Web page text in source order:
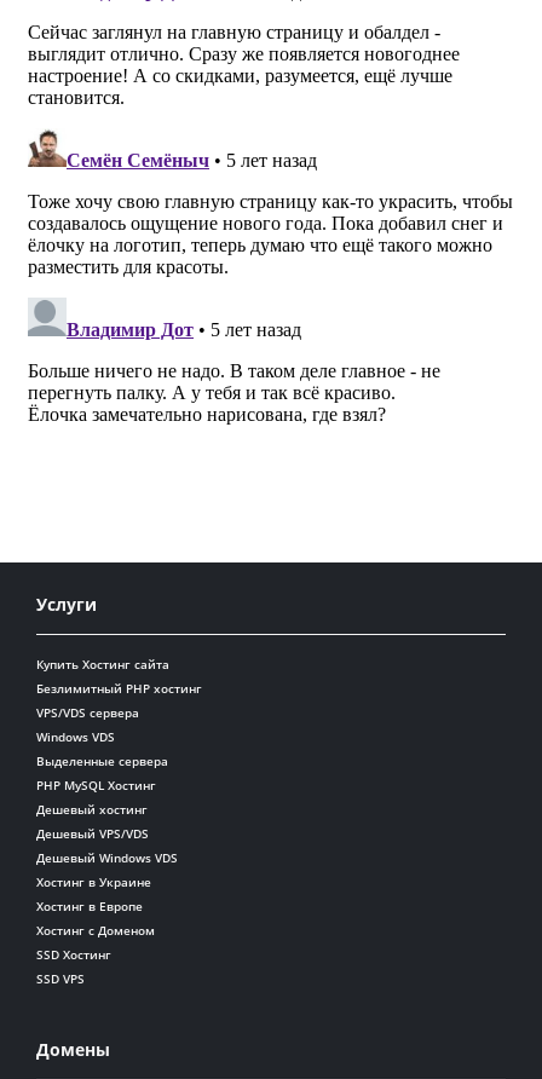
Услуги
Купить Хостинг сайта
Безлимитный PHP хостинг
VPS/VDS сервера
Windows VDS
Выделенные сервера
PHP MySQL Хостинг
Дешевый хостинг
Дешевый VPS/VDS
Дешевый Windows VDS
Хостинг в Украине
Хостинг в Европе
Хостинг с Доменом
SSD Хостинг
SSD VPS
Домены